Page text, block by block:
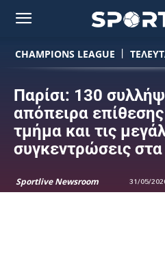
CHAMPIONS LEAGUE
Παρίσι: 130
απόπειρα
τμήμα και τις
συγκεντρώσεις
Sportlive Newsroom 31/05/